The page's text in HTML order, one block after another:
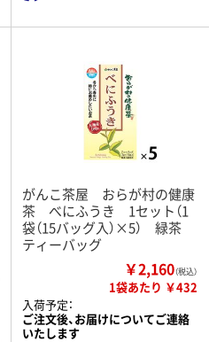
がんこ茶屋 おらが村の健康
茶 べにふうき 1セット（1
袋（15バッグ入）×5） 緑茶
ティーバッグ
￥2,160（税込）
1袋あたり ￥432
入荷予定：
ご注文後、お届けについてご連絡
いたします